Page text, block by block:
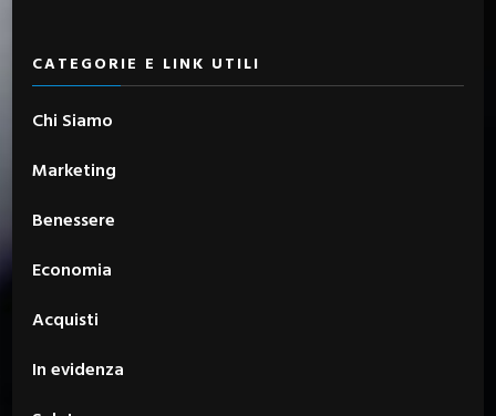
CATEGORIE E LINK UTILI
Chi Siamo
Marketing
Benessere
Economia
Acquisti
In evidenza